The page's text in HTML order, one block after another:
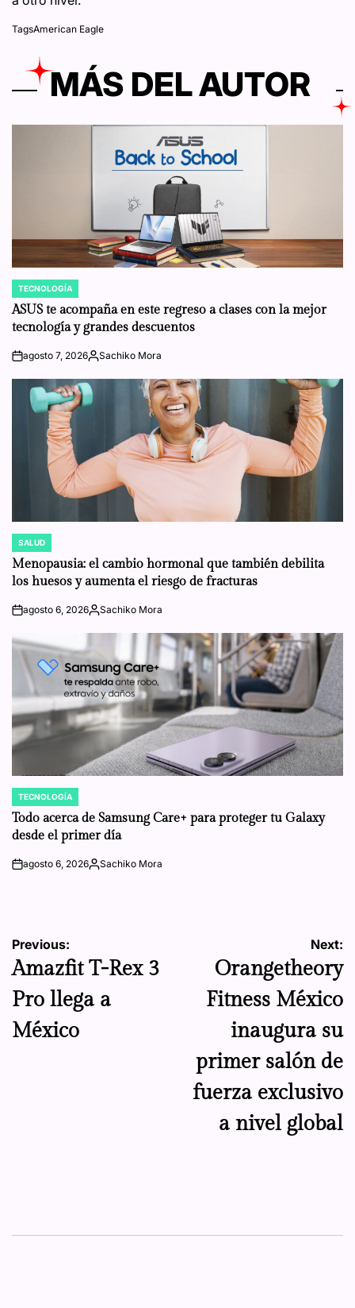
TagsAmerican Eagle
MÁS DEL AUTOR
POSTED
IN
TECNOLOGÍA
ASUS te acompaña en este regreso a clases con la mejor
tecnología y grandes descuentos
onagosto 7, 2026Posted
Sachiko Mora
POSTED
IN
SALUD
Menopausia: el cambio hormonal que también debilita
los huesos y aumenta el riesgo de fracturas
onagosto 6, 2026Posted
Sachiko Mora
POSTED
IN
TECNOLOGÍA
Todo acerca de Samsung Care+ para proteger tu Galaxy
desde el primer día
onagosto 6, 2026Posted
Sachiko Mora
Navegación
de
entradas
Previous:
Amazfit T-Rex 3
Pro llega a
México
Next:
Orangetheory
Fitness México
inaugura su
primer salón de
fuerza exclusivo
a nivel global